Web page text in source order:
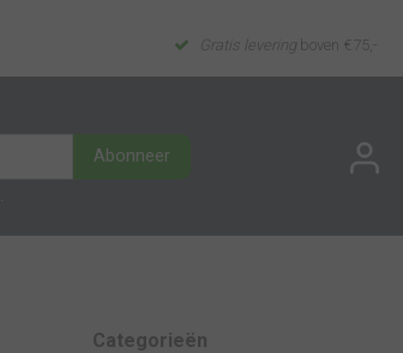
Gratis levering boven €75,-
Abonneer
Categorieën